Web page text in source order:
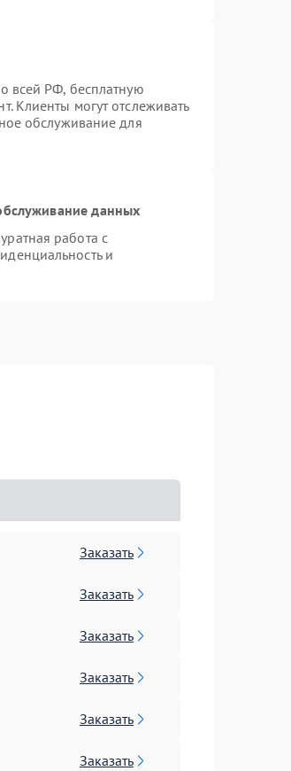
всей РФ, бесплатную
Клиенты могут отслеживать
обслуживание для
данных
работа с
и
Заказать
Заказать
Заказать
Заказать
Заказать
Заказать